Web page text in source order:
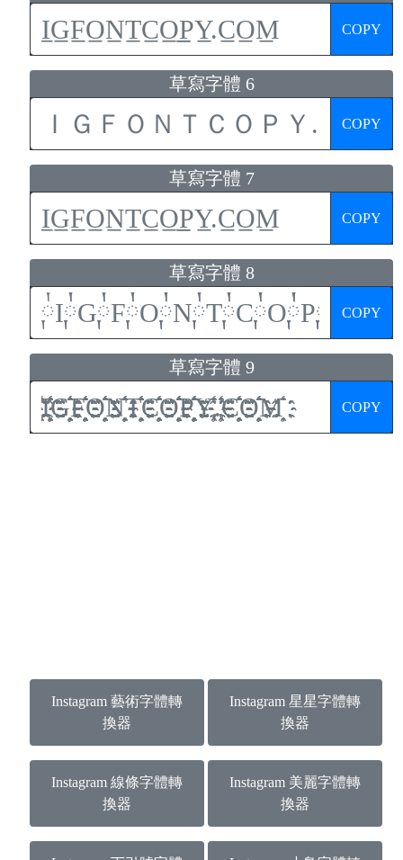
COPY
草寫字體 6
COPY
草寫字體 7
COPY
草寫字體 8
COPY
草寫字體 9
COPY
Instagram 藝術字體轉
換器
Instagram 星星字體轉
換器
Instagram 線條字體轉
換器
Instagram 美麗字體轉
換器